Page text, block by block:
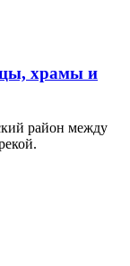
храмы и
район между